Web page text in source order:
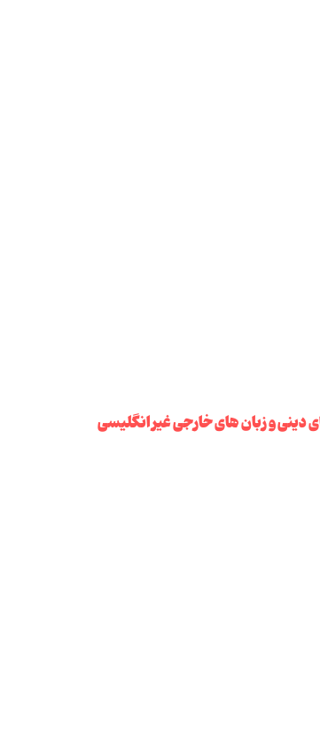
و زبان های خارجی غیر انگلیسی